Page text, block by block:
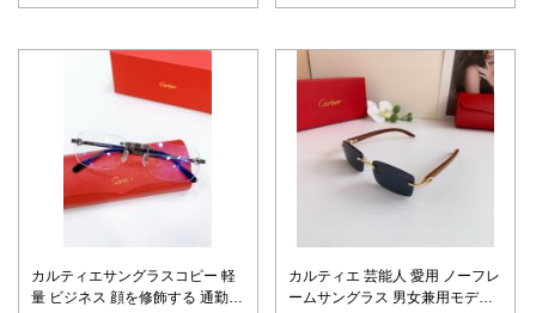
カルティエサングラスコピー 軽
量 ビジネス 顔を修飾する 通勤
カルティエ 芸能人 愛用 ノーフレ
ームサングラス 男女兼用モデル